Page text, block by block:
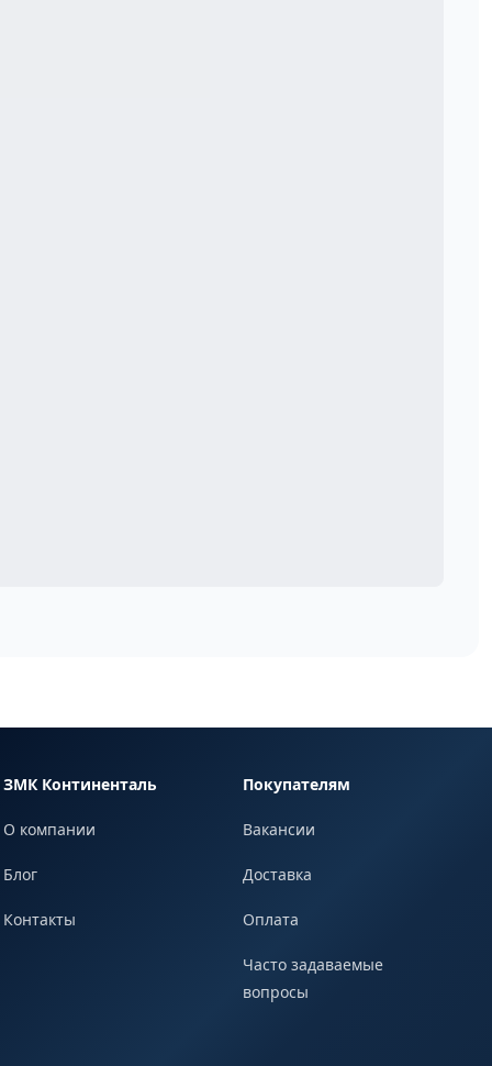
ЗМК Континенталь
О компании
Блог
Контакты
Покупателям
Вакансии
Доставка
Оплата
Часто задаваемые
вопросы